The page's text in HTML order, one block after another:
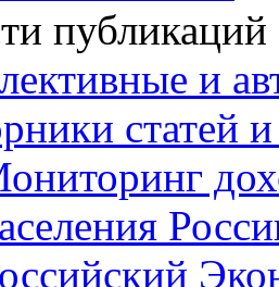
публикаций
и
статей